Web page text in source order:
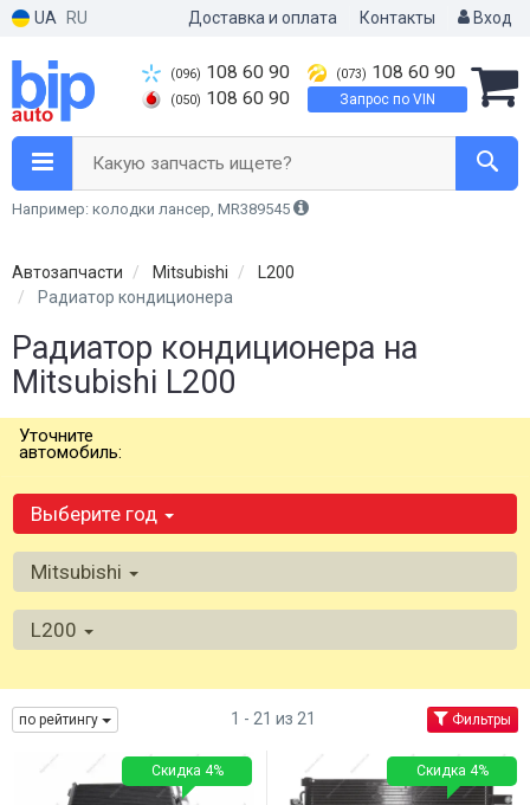
UA RU Доставка и оплата Контакты Вход
(096) 108 60 90
(050) 108 60 90
(073) 108 60 90
Запрос по VIN
Какую запчасть ищете?
Например: колодки лансер, MR389545
Автозапчасти Mitsubishi
L200
Радиатор кондиционера
Радиатор кондиционера на
Mitsubishi L200
Уточните
автомобиль:
Выберите год
Mitsubishi
L200
по рейтингу 1 - 21 из 21 Фильтры
Скидка 4% Скидка 4%